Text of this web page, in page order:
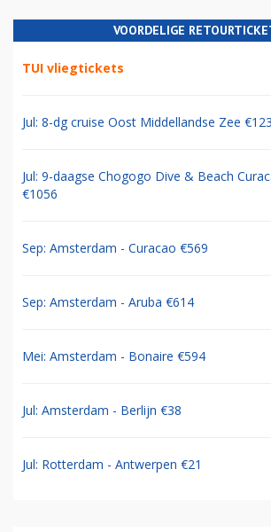
VOORDELIGE
TUI vliegtickets
Jul: 8-dg cruise Oost Middellandse Zee
Jul: 9-daagse Chogogo Dive & Beach
€1056
Sep: Amsterdam - Curacao €569
Sep: Amsterdam - Aruba €614
Mei: Amsterdam - Bonaire €594
Jul: Amsterdam - Berlijn €38
Jul: Rotterdam - Antwerpen €21